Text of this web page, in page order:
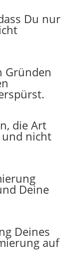
Du nur
Gründen
die Art
und nicht
Deine
Deines
auf